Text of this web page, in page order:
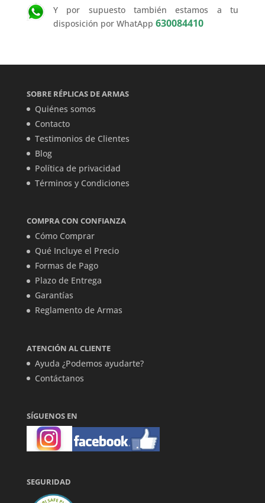
Y por supuesto también estamos a tu
disposición por WhatApp 630084410
SOBRE RÉPLICAS DE ARMAS
Quiénes somos
Contacto
Testimonios de Clientes
Blog
Política de privacidad
Términos y Condiciones
COMPRA CON CONFIANZA
Cómo Comprar
Qué Incluye el Precio
Formas de Pago
Plazo de Entrega
Garantías
Reglamento de Armas
ATENCIÓN AL CLIENTE
Ayuda ¿Podemos ayudarte?
Contáctanos
SÍGUENOS EN
SEGURIDAD